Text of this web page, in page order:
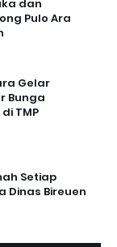
dan
Pulo Ara
Gelar
Bunga
TMP
Setiap
Dinas Bireuen